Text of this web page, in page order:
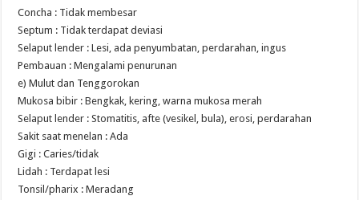
Concha : Tidak membesar
Septum : Tidak terdapat deviasi
Selaput lender : Lesi, ada penyumbatan, perdarahan, ingus
Pembauan : Mengalami penurunan
e) Mulut dan Tenggorokan
Mukosa bibir : Bengkak, kering, warna mukosa merah
Selaput lender : Stomatitis, afte (vesikel, bula), erosi, perdarahan
Sakit saat menelan : Ada
Gigi : Caries/tidak
Lidah : Terdapat lesi
Tonsil/pharix : Meradang